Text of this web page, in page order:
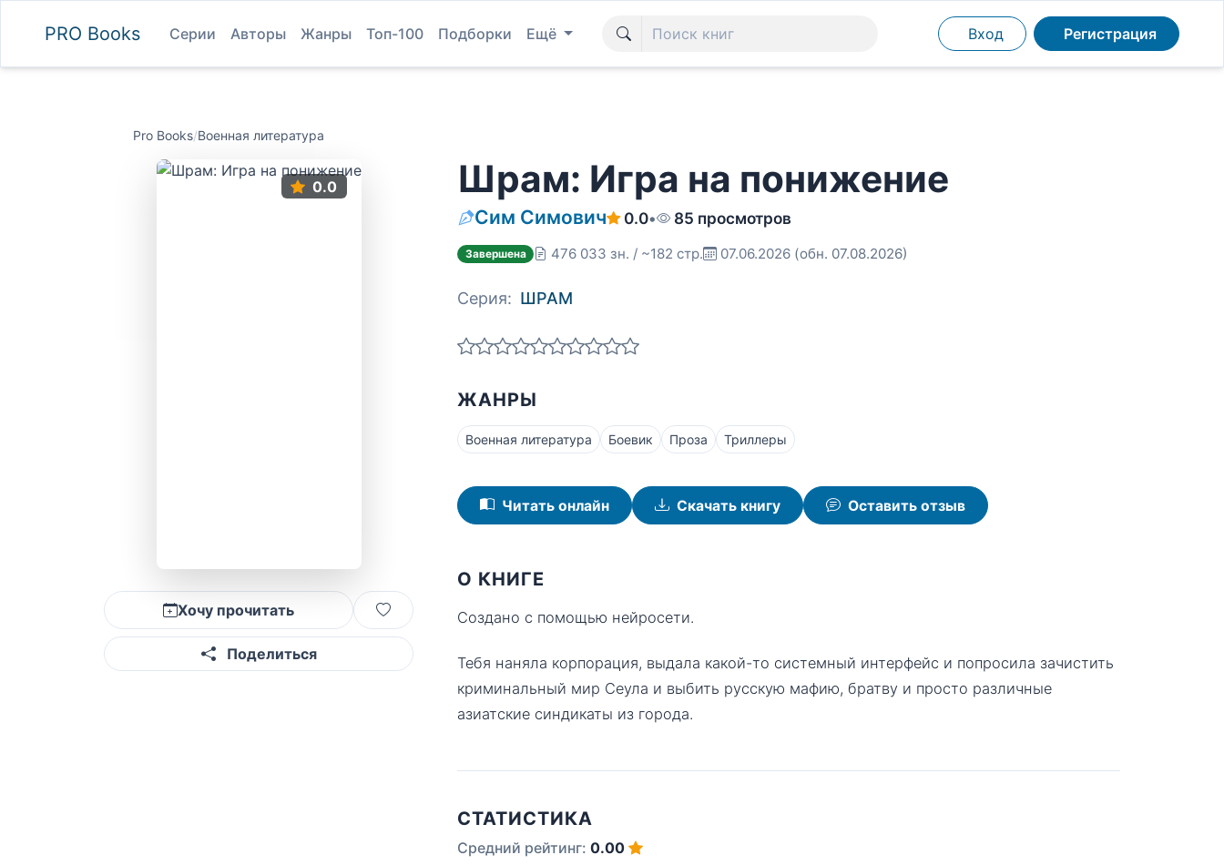
PRO Books Серии Авторы Жанры Топ-100 Подборки Ещё Вход Регистрация
Pro Books/Военная литература
0.0
Хочу прочитать
Поделиться
Шрам: Игра на понижение
Сим Симович 0.0• 85 просмотров
Завершена 476 033 зн. / ~182 стр. 07.06.2026 (обн. 07.08.2026)
Серия: ШРАМ
ЖАНРЫ
Военная литература Боевик Проза Триллеры
Читать онлайн Скачать книгу Оставить отзыв
О КНИГЕ
Создано с помощью нейросети.
Тебя наняла корпорация, выдала какой-то системный интерфейс и попросила зачистить
криминальный мир Сеула и выбить русскую мафию, братву и просто различные
азиатские синдикаты из города.
СТАТИСТИКА
Средний рейтинг: 0.00